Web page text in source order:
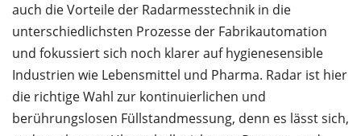
auch die Vorteile der Radarmesstechnik in die
unterschiedlichsten Prozesse der Fabrikautomation
und fokussiert sich noch klarer auf hygienesensible
Industrien wie Lebensmittel und Pharma. Radar ist hier
die richtige Wahl zur kontinuierlichen und
berührungslosen Füllstandmessung, denn es lässt sich,